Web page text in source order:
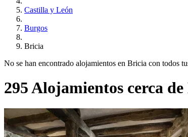
Castilla y León
Burgos
Bricia
No se han encontrado alojamientos en Bricia con todos
295 Alojamientos cerca